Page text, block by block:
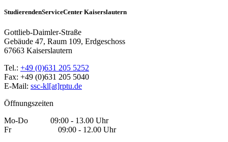
StudierendenServiceCenter Kaiserslautern
Gottlieb-Daimler-Straße
Gebäude 47, Raum 109, Erdgeschoss
67663 Kaiserslautern
Tel.: +49 (0)631 205 5252
Fax: +49 (0)631 205 5040
E-Mail: ssc-kl[at]rptu.de
Öffnungszeiten
Mo-Do 09:00 - 13.00 Uhr
Fr 09:00 - 12.00 Uhr